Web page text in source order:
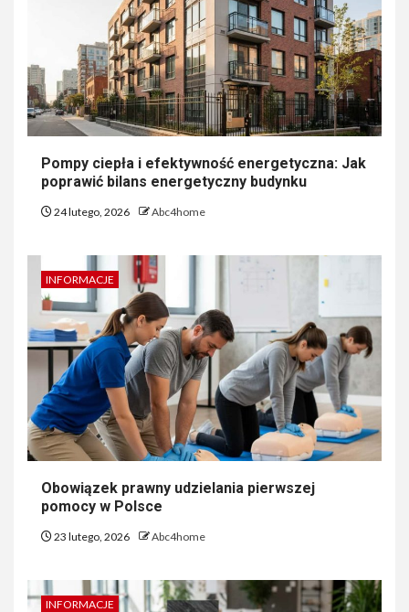
Pompy ciepła i efektywność energetyczna: Jak
poprawić bilans energetyczny budynku
24 lutego, 2026 Abc4home
INFORMACJE
Obowiązek prawny udzielania pierwszej
pomocy w Polsce
23 lutego, 2026 Abc4home
INFORMACJE